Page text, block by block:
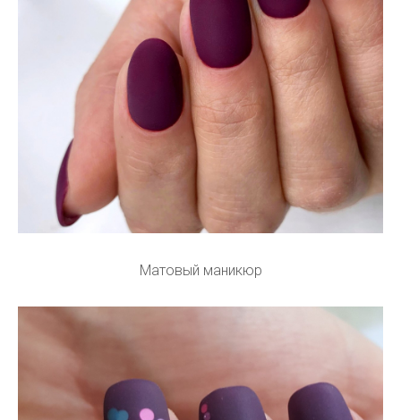
Матовый маникюр